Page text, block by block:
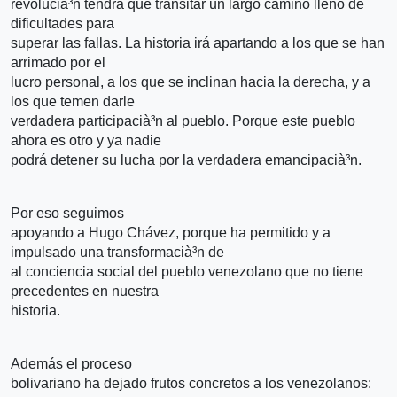
revolucià³n tendrá que transitar un largo camino lleno de
dificultades para
superar las fallas. La historia irá apartando a los que se han
arrimado por el
lucro personal, a los que se inclinan hacia la derecha, y a
los que temen darle
verdadera participacià³n al pueblo. Porque este pueblo
ahora es otro y ya nadie
podrá detener su lucha por la verdadera emancipacià³n.
Por eso seguimos
apoyando a Hugo Chávez, porque ha permitido y a
impulsado una transformacià³n de
al conciencia social del pueblo venezolano que no tiene
precedentes en nuestra
historia.
Además el proceso
bolivariano ha dejado frutos concretos a los venezolanos: